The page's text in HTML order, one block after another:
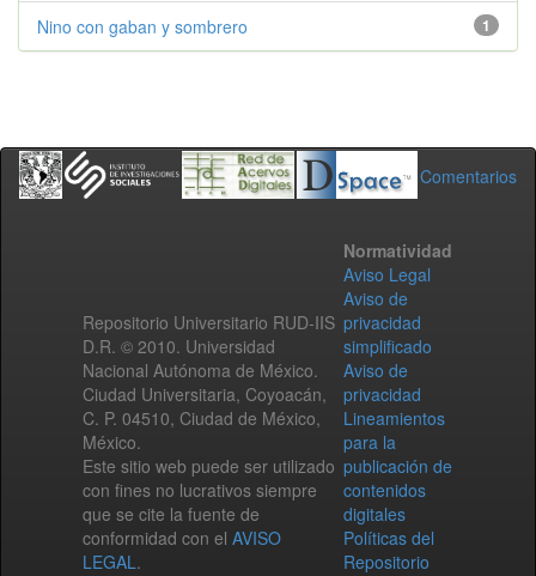
1
Nino con gaban y sombrero
Comentarios
Repositorio Universitario RUD-IIS
D.R. © 2010. Universidad
Nacional Autónoma de México.
Ciudad Universitaria, Coyoacán,
C. P. 04510, Ciudad de México,
México.
Este sitio web puede ser utilizado
con fines no lucrativos siempre
que se cite la fuente de
conformidad con el AVISO
LEGAL.
Normatividad
Aviso Legal
Aviso de
privacidad
simplificado
Aviso de
privacidad
Lineamientos
para la
publicación de
contenidos
digitales
Políticas del
Repositorio